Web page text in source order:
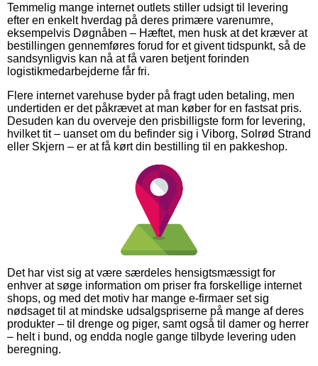
Temmelig mange internet outlets stiller udsigt til levering
efter en enkelt hverdag på deres primære varenumre,
eksempelvis Døgnåben – Hæftet, men husk at det kræver at
bestillingen gennemføres forud for et givent tidspunkt, så de
sandsynligvis kan nå at få varen betjent forinden
logistikmedarbejderne får fri.
Flere internet varehuse byder på fragt uden betaling, men
undertiden er det påkrævet at man køber for en fastsat pris.
Desuden kan du overveje den prisbilligste form for levering,
hvilket tit – uanset om du befinder sig i Viborg, Solrød Strand
eller Skjern – er at få kørt din bestilling til en pakkeshop.
Det har vist sig at være særdeles hensigtsmæssigt for
enhver at søge information om priser fra forskellige internet
shops, og med det motiv har mange e-firmaer set sig
nødsaget til at mindske udsalgspriserne på mange af deres
produkter – til drenge og piger, samt også til damer og herrer
– helt i bund, og endda nogle gange tilbyde levering uden
beregning.